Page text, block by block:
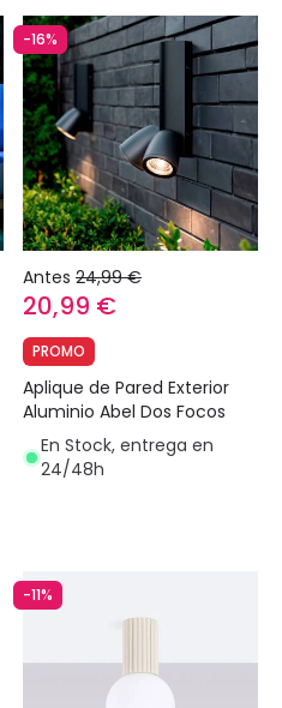
-16%
Antes 24,99 €
20,99 €
PROMO
Aplique de Pared Exterior
Aluminio Abel Dos Focos
En Stock, entrega en
24/48h
-11%